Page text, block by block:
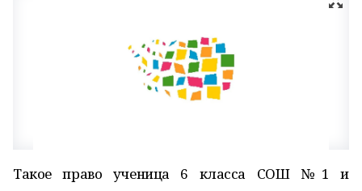
Такое право ученица 6 класса СОШ №1 и